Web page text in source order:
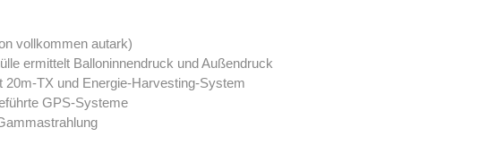
vollkommen autark)
ermittelt Balloninnendruck und Außendruck
20m-TX und Energie-Harvesting-System
GPS-Systeme